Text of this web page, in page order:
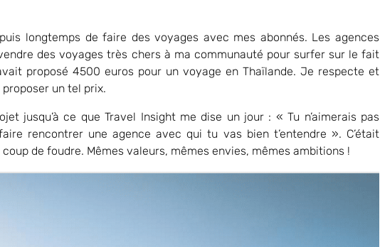
longtemps de faire des voyages avec mes abonnés. Les agences
des voyages très chers à ma communauté pour surfer sur le fait
proposé 4500 euros pour un voyage en Thaïlande. Je respecte et
un tel prix.
jusqu’à ce que Travel Insight me dise un jour : « Tu n’aimerais pas
rencontrer une agence avec qui tu vas bien t’entendre ». C’était
de foudre. Mêmes valeurs, mêmes envies, mêmes ambitions !